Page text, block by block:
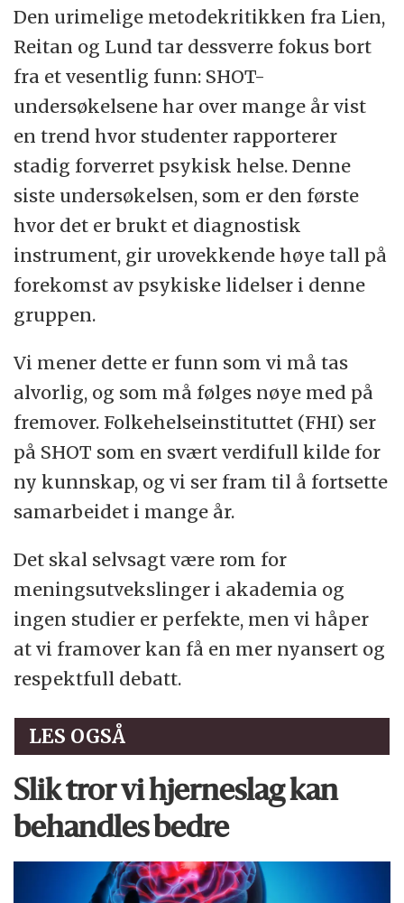
Den urimelige metodekritikken fra Lien,
Reitan og Lund tar dessverre fokus bort
fra et vesentlig funn: SHOT-
undersøkelsene har over mange år vist
en trend hvor studenter rapporterer
stadig forverret psykisk helse. Denne
siste undersøkelsen, som er den første
hvor det er brukt et diagnostisk
instrument, gir urovekkende høye tall på
forekomst av psykiske lidelser i denne
gruppen.
Vi mener dette er funn som vi må tas
alvorlig, og som må følges nøye med på
fremover. Folkehelseinstituttet (FHI) ser
på SHOT som en svært verdifull kilde for
ny kunnskap, og vi ser fram til å fortsette
samarbeidet i mange år.
Det skal selvsagt være rom for
meningsutvekslinger i akademia og
ingen studier er perfekte, men vi håper
at vi framover kan få en mer nyansert og
respektfull debatt.
LES OGSÅ
Slik tror vi hjerneslag kan
behandles bedre